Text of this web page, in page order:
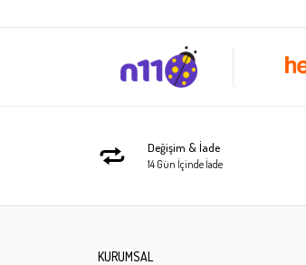
Değişim & İade
14 Gün İçinde İade
KURUMSAL